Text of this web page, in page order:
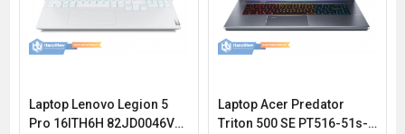
Laptop Lenovo Legion 5
Pro 16ITH6H 82JD0046VN
Laptop Acer Predator
Triton 500 SE PT516-51s-